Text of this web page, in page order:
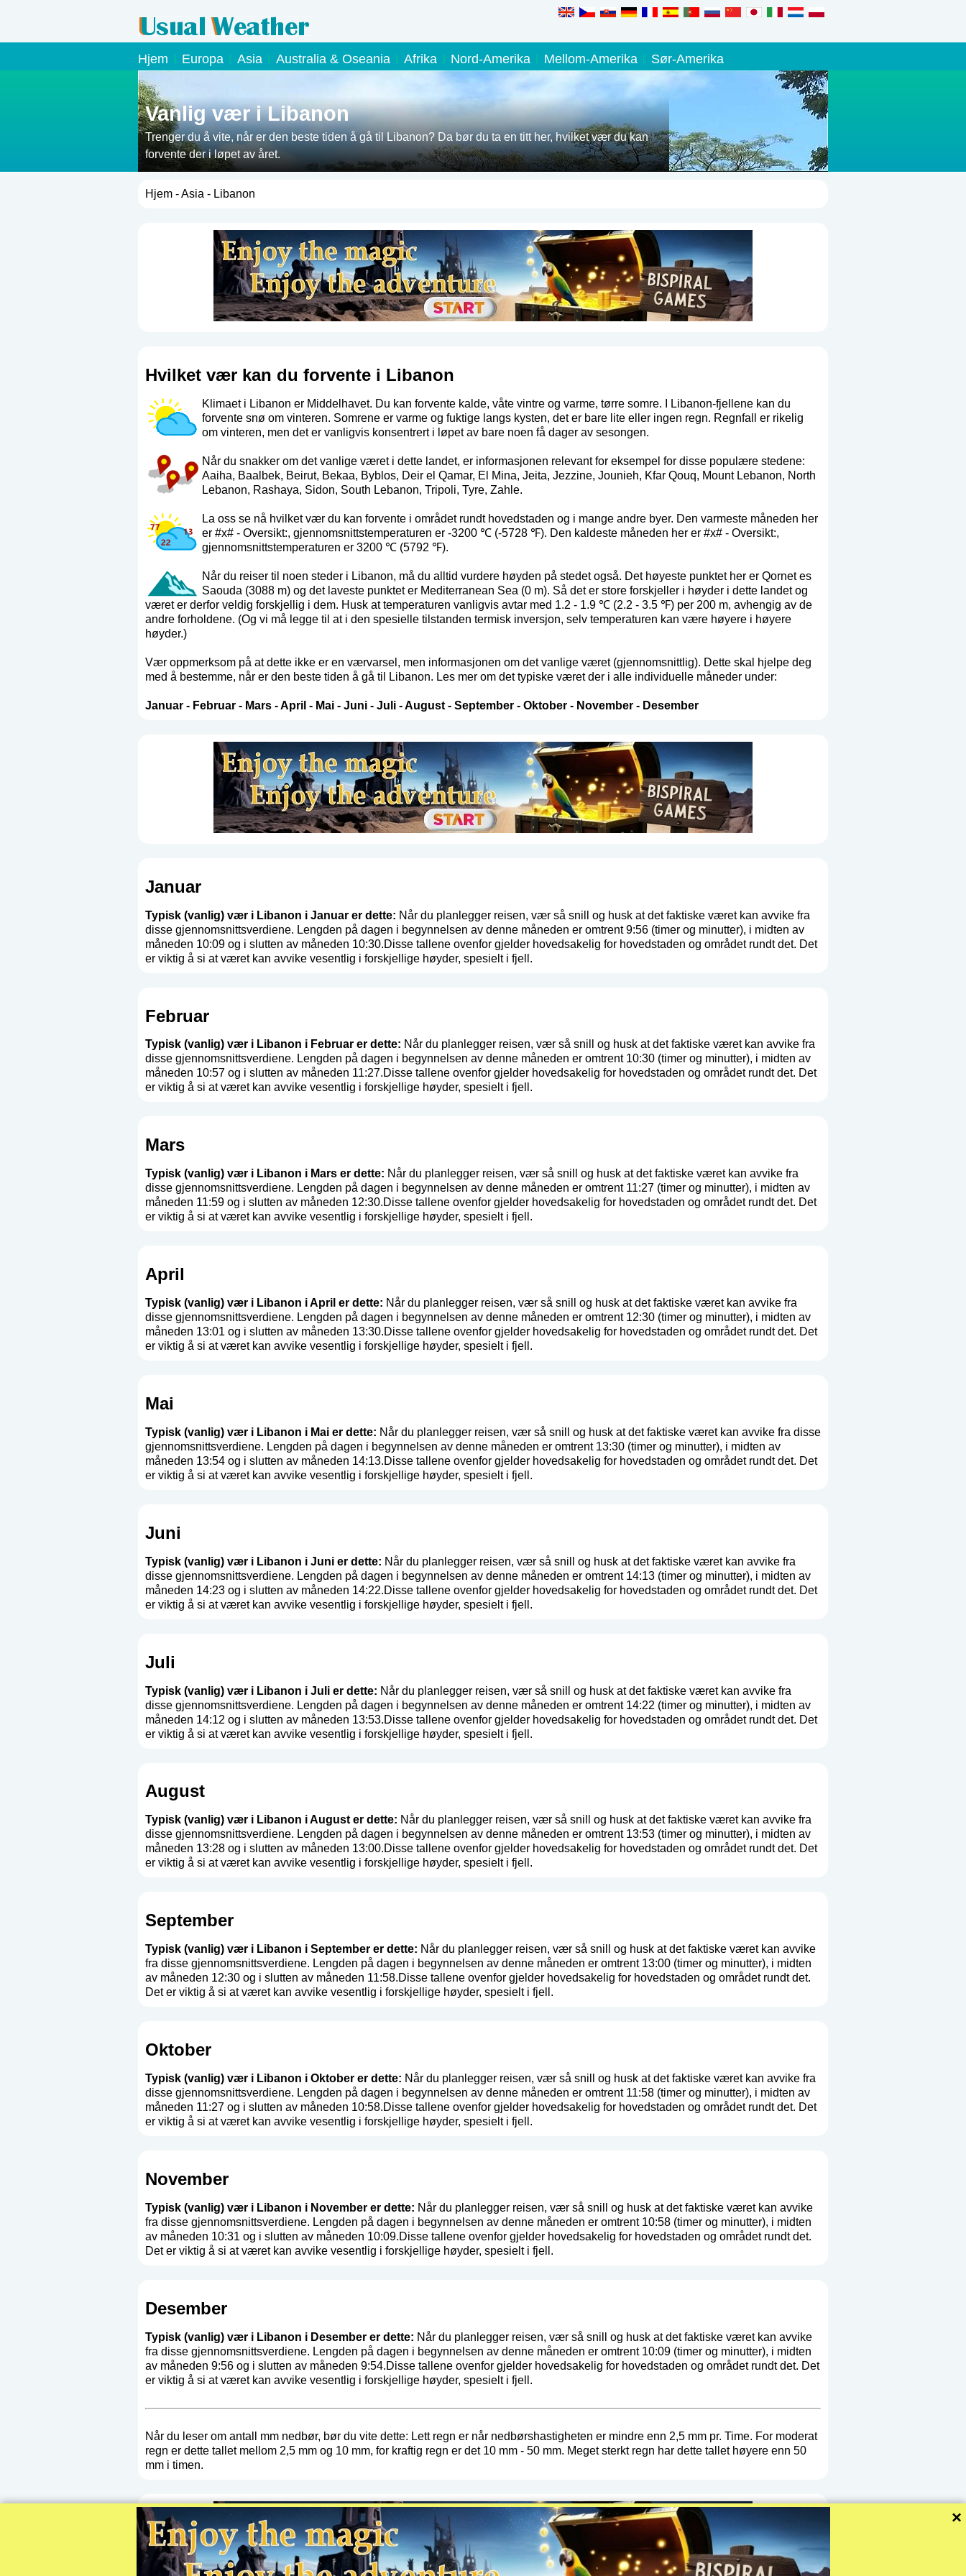
Hjem Europa Asia Australia & Oseania Afrika Nord-Amerika Mellom-Amerika Sør-Amerika
Vanlig vær i Libanon
Trenger du å vite, når er den beste tiden å gå til Libanon? Da bør du ta en titt her, hvilket vær du kan
forvente der i løpet av året.
Hjem-Asia - Libanon
Hvilket vær kan du forvente i Libanon
Klimaet i Libanon er Middelhavet. Du kan forvente kalde, våte vintre og varme, tørre somre. I Libanon-fjellene kan du
forvente snø om vinteren. Somrene er varme og fuktige langs kysten, det er bare lite eller ingen regn. Regnfall er rikelig
om vinteren, men det er vanligvis konsentrert i løpet av bare noen få dager av sesongen.
Når du snakker om det vanlige været i dette landet, er informasjonen relevant for eksempel for disse populære stedene:
Aaiha, Baalbek, Beirut, Bekaa, Byblos, Deir el Qamar, El Mina, Jeita, Jezzine, Jounieh, Kfar Qouq, Mount Lebanon, North
Lebanon, Rashaya, Sidon, South Lebanon, Tripoli, Tyre, Zahle.
La oss se nå hvilket vær du kan forvente i området rundt hovedstaden og i mange andre byer. Den varmeste måneden her
er #x# - Oversikt:, gjennomsnittstemperaturen er -3200 ℃ (-5728 ℉). Den kaldeste måneden her er #x# - Oversikt:,
gjennomsnittstemperaturen er 3200 ℃ (5792 ℉).
Når du reiser til noen steder i Libanon, må du alltid vurdere høyden på stedet også. Det høyeste punktet her er Qornet es
Saouda (3088 m) og det laveste punktet er Mediterranean Sea (0 m). Så det er store forskjeller i høyder i dette landet og
været er derfor veldig forskjellig i dem. Husk at temperaturen vanligvis avtar med 1.2 - 1.9 ℃ (2.2 - 3.5 ℉) per 200 m, avhengig av de
andre forholdene. (Og vi må legge til at i den spesielle tilstanden termisk inversjon, selv temperaturen kan være høyere i høyere
høyder.)
Vær oppmerksom på at dette ikke er en værvarsel, men informasjonen om det vanlige været (gjennomsnittlig). Dette skal hjelpe deg
med å bestemme, når er den beste tiden å gå til Libanon. Les mer om det typiske været der i alle individuelle måneder under:
Januar- Februar- Mars-April - Mai- Juni- Juli-August- September- Oktober- November- Desember
Januar
Typisk (vanlig) vær i Libanon i Januar er dette: Når du planlegger reisen, vær så snill og husk at det faktiske været kan avvike fra
disse gjennomsnittsverdiene. Lengden på dagen i begynnelsen av denne måneden er omtrent 9:56 (timer og minutter), i midten av
måneden 10:09 og i slutten av måneden 10:30.Disse tallene ovenfor gjelder hovedsakelig for hovedstaden og området rundt det. Det
er viktig å si at været kan avvike vesentlig i forskjellige høyder, spesielt i fjell.
Februar
Typisk (vanlig) vær i Libanon i Februar er dette: Når du planlegger reisen, vær så snill og husk at det faktiske været kan avvike fra
disse gjennomsnittsverdiene. Lengden på dagen i begynnelsen av denne måneden er omtrent 10:30 (timer og minutter), i midten av
måneden 10:57 og i slutten av måneden 11:27.Disse tallene ovenfor gjelder hovedsakelig for hovedstaden og området rundt det. Det
er viktig å si at været kan avvike vesentlig i forskjellige høyder, spesielt i fjell.
Mars
Typisk (vanlig) vær i Libanon i Mars er dette: Når du planlegger reisen, vær så snill og husk at det faktiske været kan avvike fra
disse gjennomsnittsverdiene. Lengden på dagen i begynnelsen av denne måneden er omtrent 11:27 (timer og minutter), i midten av
måneden 11:59 og i slutten av måneden 12:30.Disse tallene ovenfor gjelder hovedsakelig for hovedstaden og området rundt det. Det
er viktig å si at været kan avvike vesentlig i forskjellige høyder, spesielt i fjell.
April
Typisk (vanlig) vær i Libanon i April er dette: Når du planlegger reisen, vær så snill og husk at det faktiske været kan avvike fra
disse gjennomsnittsverdiene. Lengden på dagen i begynnelsen av denne måneden er omtrent 12:30 (timer og minutter), i midten av
måneden 13:01 og i slutten av måneden 13:30.Disse tallene ovenfor gjelder hovedsakelig for hovedstaden og området rundt det. Det
er viktig å si at været kan avvike vesentlig i forskjellige høyder, spesielt i fjell.
Mai
Typisk (vanlig) vær i Libanon i Mai er dette: Når du planlegger reisen, vær så snill og husk at det faktiske været kan avvike fra disse
gjennomsnittsverdiene. Lengden på dagen i begynnelsen av denne måneden er omtrent 13:30 (timer og minutter), i midten av
måneden 13:54 og i slutten av måneden 14:13.Disse tallene ovenfor gjelder hovedsakelig for hovedstaden og området rundt det. Det
er viktig å si at været kan avvike vesentlig i forskjellige høyder, spesielt i fjell.
Juni
Typisk (vanlig) vær i Libanon i Juni er dette: Når du planlegger reisen, vær så snill og husk at det faktiske været kan avvike fra
disse gjennomsnittsverdiene. Lengden på dagen i begynnelsen av denne måneden er omtrent 14:13 (timer og minutter), i midten av
måneden 14:23 og i slutten av måneden 14:22.Disse tallene ovenfor gjelder hovedsakelig for hovedstaden og området rundt det. Det
er viktig å si at været kan avvike vesentlig i forskjellige høyder, spesielt i fjell.
Juli
Typisk (vanlig) vær i Libanon i Juli er dette: Når du planlegger reisen, vær så snill og husk at det faktiske været kan avvike fra
disse gjennomsnittsverdiene. Lengden på dagen i begynnelsen av denne måneden er omtrent 14:22 (timer og minutter), i midten av
måneden 14:12 og i slutten av måneden 13:53.Disse tallene ovenfor gjelder hovedsakelig for hovedstaden og området rundt det. Det
er viktig å si at været kan avvike vesentlig i forskjellige høyder, spesielt i fjell.
August
Typisk (vanlig) vær i Libanon i August er dette: Når du planlegger reisen, vær så snill og husk at det faktiske været kan avvike fra
disse gjennomsnittsverdiene. Lengden på dagen i begynnelsen av denne måneden er omtrent 13:53 (timer og minutter), i midten av
måneden 13:28 og i slutten av måneden 13:00.Disse tallene ovenfor gjelder hovedsakelig for hovedstaden og området rundt det. Det
er viktig å si at været kan avvike vesentlig i forskjellige høyder, spesielt i fjell.
September
Typisk (vanlig) vær i Libanon i September er dette: Når du planlegger reisen, vær så snill og husk at det faktiske været kan avvike
fra disse gjennomsnittsverdiene. Lengden på dagen i begynnelsen av denne måneden er omtrent 13:00 (timer og minutter), i midten
av måneden 12:30 og i slutten av måneden 11:58.Disse tallene ovenfor gjelder hovedsakelig for hovedstaden og området rundt det.
Det er viktig å si at været kan avvike vesentlig i forskjellige høyder, spesielt i fjell.
Oktober
Typisk (vanlig) vær i Libanon i Oktober er dette: Når du planlegger reisen, vær så snill og husk at det faktiske været kan avvike fra
disse gjennomsnittsverdiene. Lengden på dagen i begynnelsen av denne måneden er omtrent 11:58 (timer og minutter), i midten av
måneden 11:27 og i slutten av måneden 10:58.Disse tallene ovenfor gjelder hovedsakelig for hovedstaden og området rundt det. Det
er viktig å si at været kan avvike vesentlig i forskjellige høyder, spesielt i fjell.
November
Typisk (vanlig) vær i Libanon i November er dette: Når du planlegger reisen, vær så snill og husk at det faktiske været kan avvike
fra disse gjennomsnittsverdiene. Lengden på dagen i begynnelsen av denne måneden er omtrent 10:58 (timer og minutter), i midten
av måneden 10:31 og i slutten av måneden 10:09.Disse tallene ovenfor gjelder hovedsakelig for hovedstaden og området rundt det.
Det er viktig å si at været kan avvike vesentlig i forskjellige høyder, spesielt i fjell.
Desember
Typisk (vanlig) vær i Libanon i Desember er dette: Når du planlegger reisen, vær så snill og husk at det faktiske været kan avvike
fra disse gjennomsnittsverdiene. Lengden på dagen i begynnelsen av denne måneden er omtrent 10:09 (timer og minutter), i midten
av måneden 9:56 og i slutten av måneden 9:54.Disse tallene ovenfor gjelder hovedsakelig for hovedstaden og området rundt det. Det
er viktig å si at været kan avvike vesentlig i forskjellige høyder, spesielt i fjell.
Når du leser om antall mm nedbør, bør du vite dette: Lett regn er når nedbørshastigheten er mindre enn 2,5 mm pr. Time. For moderat
regn er dette tallet mellom 2,5 mm og 10 mm, for kraftig regn er det 10 mm - 50 mm. Meget sterkt regn har dette tallet høyere enn 50
mm i timen.
×